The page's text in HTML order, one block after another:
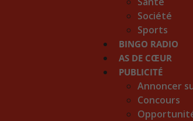
Société
Sports
BINGO RADIO
AS DE CŒUR
PUBLICITÉ
Annoncer
Concours